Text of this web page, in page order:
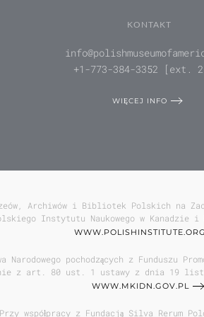
KONTAKT
+1-773-384-3352 [ext.
WIĘCEJ INFO
Archiwów i Bibliotek Polskich na
Instytutu Naukowego w
WWW.POLISHINSTITUTE.ORG
pochodzących z Funduszu
z art. 80 ust. 1 ustawy z dnia 19
WWW.MKIDN.GOV.PL
Przy współpracy z Fundacją Silva Rerum